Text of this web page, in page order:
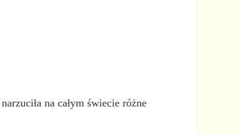
na całym świecie różne